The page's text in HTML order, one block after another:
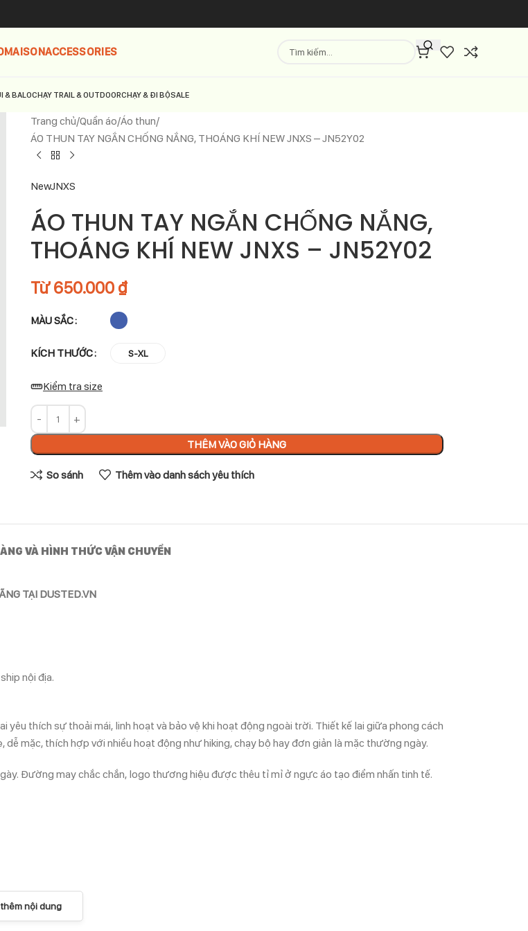
ACCESSORIES
& BALOCHẠY TRAIL & OUTDOORCHẠY & ĐI BỘSALE
Trang chủ Quần áo Áo thun
ÁO THUN TAY NGẮN CHỐNG NẮNG, THOÁNG KHÍ NEW JNXS – JN52Y02
NewJNXS
ÁO THUN TAY NGẮN CHỐNG NẮNG,
THOÁNG KHÍ NEW JNXS – JN52Y02
Từ650.000 ₫
MÀU SẮC
KÍCH THƯỚC S-XL
Kiểm tra size
THÊM VÀO GIỎ HÀNG
So sánh Thêm vào danh sách yêu thích
VÀ HÌNH THỨC VẬN CHUYỂN
TẠI DUSTED.VN
nội địa.
thích sự thoải mái, linh hoạt và bảo vệ khi hoạt động ngoài trời. Thiết kế lai giữa phong cách
mặc, thích hợp với nhiều hoạt động như hiking, chạy bộ hay đơn giản là mặc thường ngày.
Đường may chắc chắn, logo thương hiệu được thêu tỉ mỉ ở ngực áo tạo điểm nhấn tinh tế.
mỹ của bạn. Dành cho những người thích khám phá, sống ngoài khuôn khổ, hoặc đơn
nội dung